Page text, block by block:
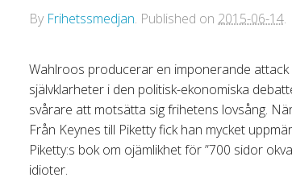
By Frihetssmedjan. Published on 2015-06-14.
Wahlroos producerar en imponerande
självklarheter i den politisk-ekonomiska
svårare att motsätta sig frihetens lovsång.
Från Keynes till Piketty fick han mycket
Piketty:s bok om ojämlikhet för ”700 sidor
idioter.